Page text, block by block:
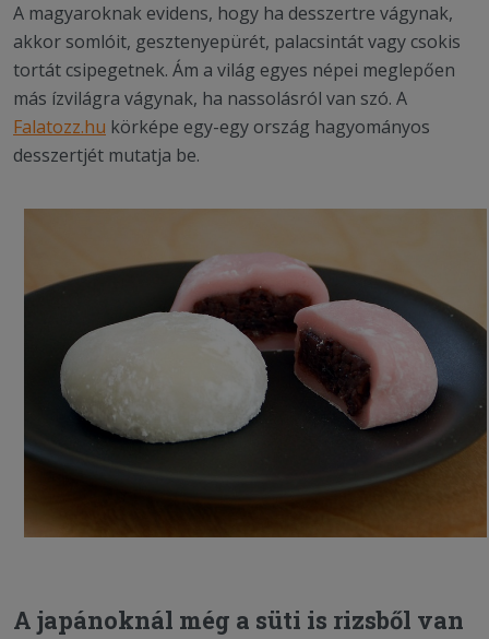
A magyaroknak evidens, hogy ha desszertre vágynak,
akkor somlóit, gesztenyepürét, palacsintát vagy csokis
tortát csipegetnek. Ám a világ egyes népei meglepően
más ízvilágra vágynak, ha nassolásról van szó. A
Falatozz.hu körképe egy-egy ország hagyományos
desszertjét mutatja be.
A japánoknál még a süti is rizsből van